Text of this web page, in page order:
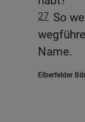
27 So
Name.
Elberfelder